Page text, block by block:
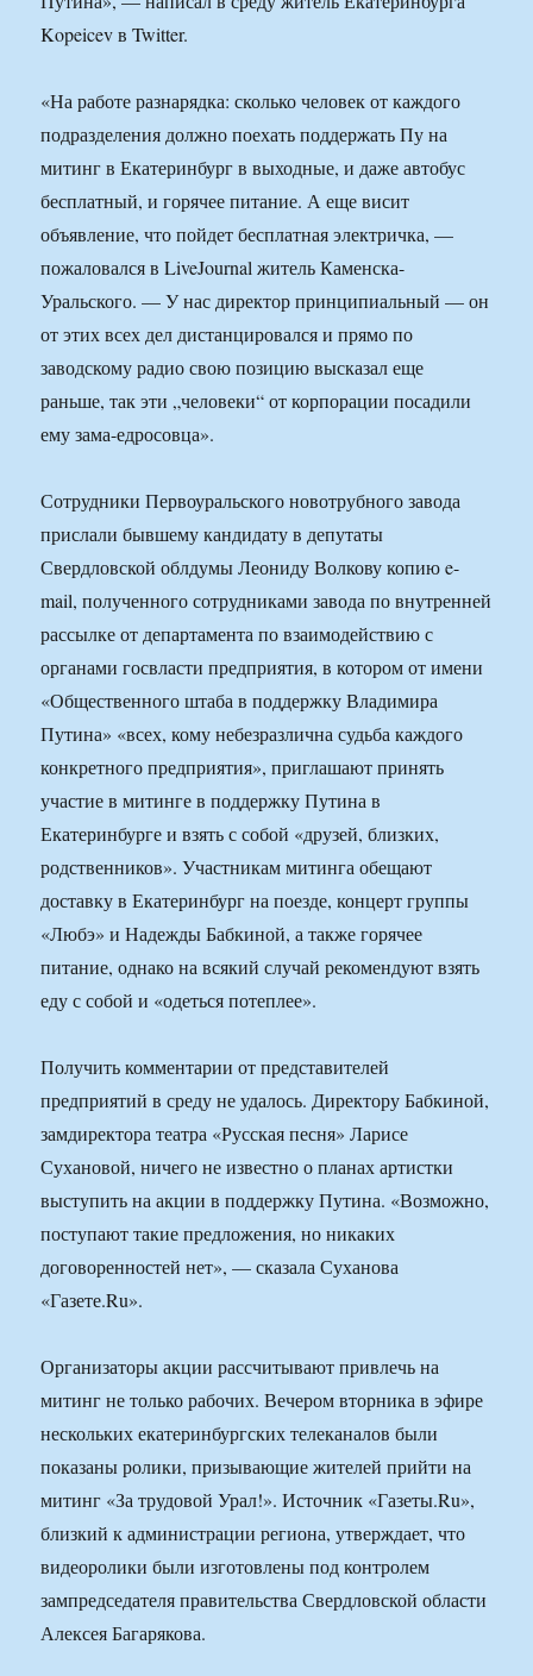
Kopeicev в Twitter.
«На работе разнарядка: сколько человек от каждого
подразделения должно поехать поддержать Пу на
митинг в Екатеринбург в выходные, и даже автобус
бесплатный, и горячее питание. А еще висит
объявление, что пойдет бесплатная электричка, —
пожаловался в LiveJournal житель Каменска-
Уральского. — У нас директор принципиальный — он
от этих всех дел дистанцировался и прямо по
заводскому радио свою позицию высказал еще
раньше, так эти „человеки“ от корпорации посадили
ему зама-едросовца».
Сотрудники Первоуральского новотрубного завода
прислали бывшему кандидату в депутаты
Свердловской облдумы Леониду Волкову копию e-
mail, полученного сотрудниками завода по внутренней
рассылке от департамента по взаимодействию с
органами госвласти предприятия, в котором от имени
«Общественного штаба в поддержку Владимира
Путина» «всех, кому небезразлична судьба каждого
конкретного предприятия», приглашают принять
участие в митинге в поддержку Путина в
Екатеринбурге и взять с собой «друзей, близких,
родственников». Участникам митинга обещают
доставку в Екатеринбург на поезде, концерт группы
«Любэ» и Надежды Бабкиной, а также горячее
питание, однако на всякий случай рекомендуют взять
еду с собой и «одеться потеплее».
Получить комментарии от представителей
предприятий в среду не удалось. Директору Бабкиной,
замдиректора театра «Русская песня» Ларисе
Сухановой, ничего не известно о планах артистки
выступить на акции в поддержку Путина. «Возможно,
поступают такие предложения, но никаких
договоренностей нет», — сказала Суханова
«Газете.Ru».
Организаторы акции рассчитывают привлечь на
митинг не только рабочих. Вечером вторника в эфире
нескольких екатеринбургских телеканалов были
показаны ролики, призывающие жителей прийти на
митинг «За трудовой Урал!». Источник «Газеты.Ru»,
близкий к администрации региона, утверждает, что
видеоролики были изготовлены под контролем
зампредседателя правительства Свердловской области
Алексея Багарякова.